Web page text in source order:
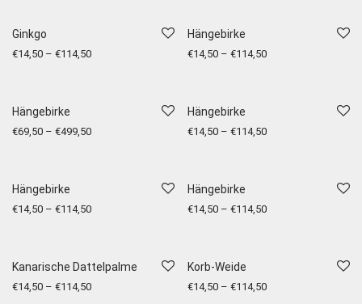
Ginkgo
€14,50 – €114,50
Hängebirke
€14,50 – €114,50
Hängebirke
€69,50 – €499,50
Hängebirke
€14,50 – €114,50
Hängebirke
€14,50 – €114,50
Hängebirke
€14,50 – €114,50
Kanarische Dattelpalme
€14,50 – €114,50
Korb-Weide
€14,50 – €114,50